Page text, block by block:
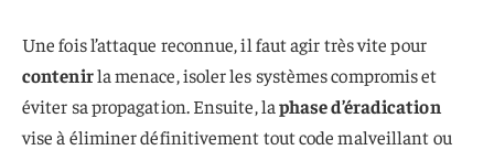
Une fois l’attaque reconnue, il faut agir très vite pour
contenirla menace, isoler les systèmes compromis et
éviter sa propagation. Ensuite, laphase d’éradication
vise à éliminer définitivement tout code malveillant ou